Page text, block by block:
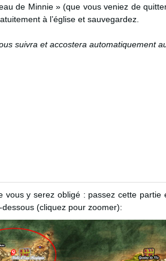
de Minnie » (que vous veniez de
à l’église et sauvegardez.
suivra et accostera automatiquement
y serez obligé : passez cette partie
(cliquez pour zoomer):